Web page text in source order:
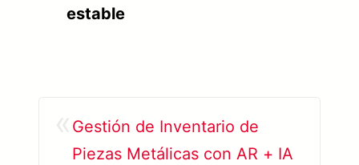
estable
Gestión de Inventario de
Piezas Metálicas con AR + IA